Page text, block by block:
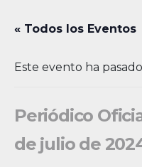
« Todos los Eventos
Este evento ha
Periódico
de julio de